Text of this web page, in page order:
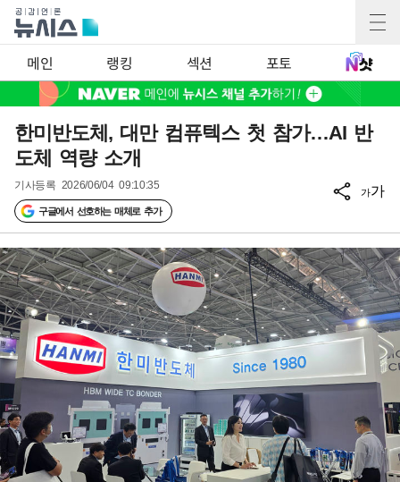
메인 랭킹 섹션 포토
한미반도체, 대만 컴퓨텍스 첫 참가…AI 반
도체 역량 소개
기사등록 2026/06/04 09:10:35
구글에서 선호하는 매체로 추가
가가